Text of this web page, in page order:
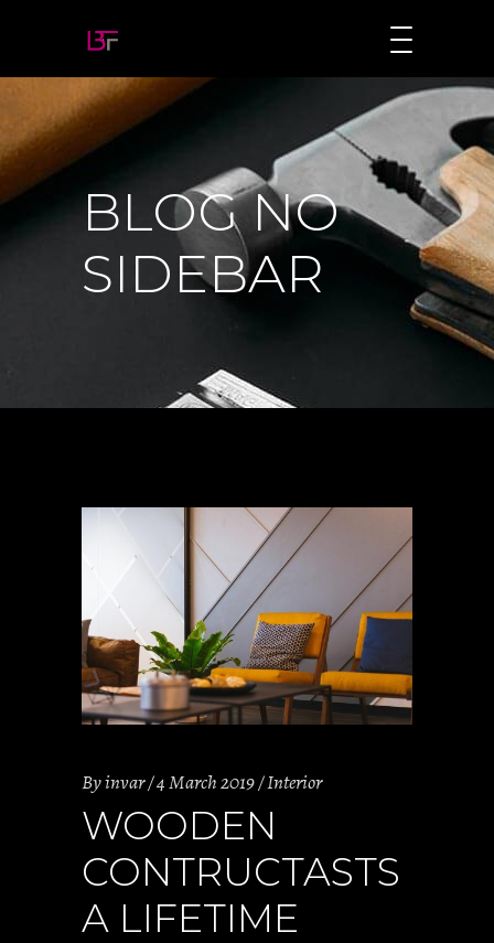
BLOG NO
SIDEBAR
Byinvar 4 March 2019 Interior
WOODEN
CONTRUCTASTS
A LIFETIME